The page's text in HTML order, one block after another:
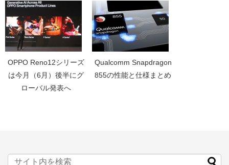
OPPO Reno12シリーズ
は今月（6月）後半にグ
ローバル発表へ
Qualcomm Snapdragon
855の性能と仕様まとめ